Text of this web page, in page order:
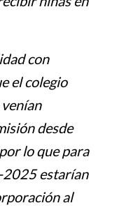
con
el colegio
desde
lo que para
estarían
al